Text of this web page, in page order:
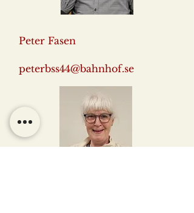
Peter Fasen
peterbss44@bahnhof.se